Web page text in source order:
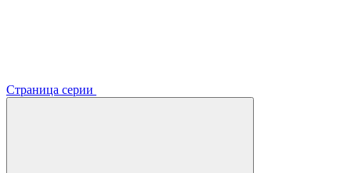
Страница серии